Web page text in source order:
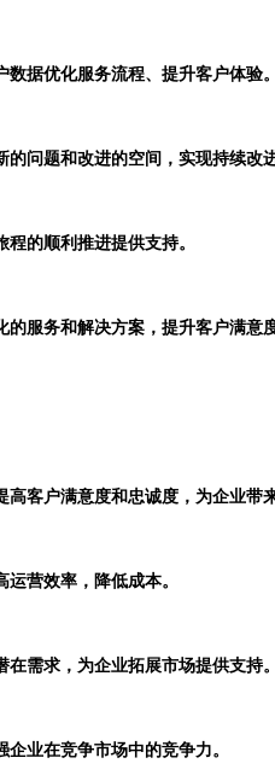
据优化服务流程、提升客户体验。
问题和改进的空间，实现持续改进
的顺利推进提供支持。
服务和解决方案，提升客户满意度
客户满意度和忠诚度，为企业带
营效率，降低成本。
需求，为企业拓展市场提供支持。
业在竞争市场中的竞争力。